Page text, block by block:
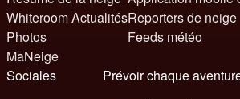
Whiteroom Actualités
Photos
MaNeige
Reporters de neige
Feeds météo
Sociales
Prévoir chaque